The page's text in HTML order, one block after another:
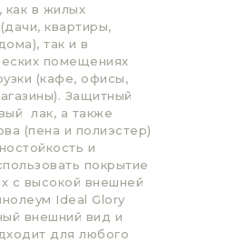
как в жилых
квартиры,
так и в
помещениях
(кафе, офисы,
Защитный
лак, а также
(пена и полиэстер)
и
покрытие
с высокой внешней
Ideal Glory
внешний вид и
для любого